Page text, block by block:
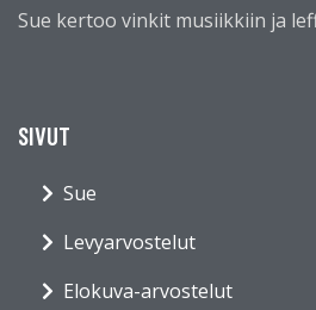
Sue kertoo vinkit musiikkiin ja
SIVUT
Sue
Levyarvostelut
Elokuva-arvostelut